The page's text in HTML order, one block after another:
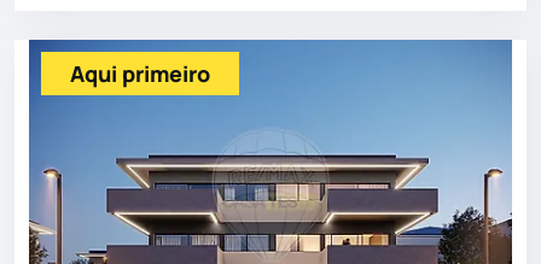
Aqui primeiro